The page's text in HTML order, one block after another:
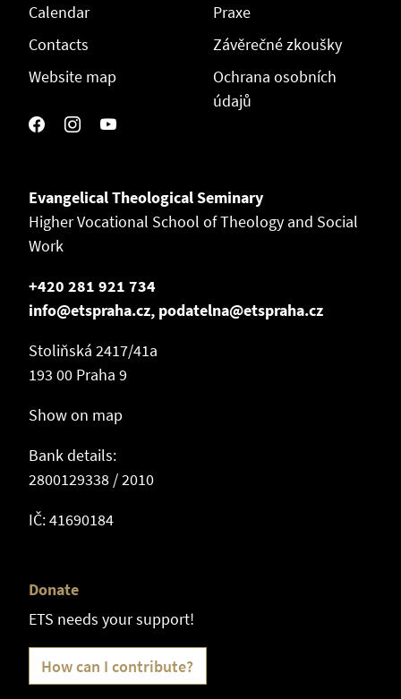
Calendar
Contacts
Website map
Praxe
Závěrečné zkoušky
Ochrana osobních
údajů
Evangelical Theological Seminary
Higher Vocational School of Theology and Social
Work
+420 281 921 734
info@etspraha.cz, podatelna@etspraha.cz
Stoliňská 2417/41a
193 00 Praha 9
Show on map
Bank details:
2800129338 / 2010
IČ: 41690184
Donate
ETS needs your support!
How can I contribute?